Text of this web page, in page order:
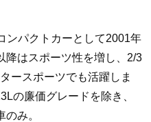
ンパクトカーとして2001年
降はスポーツ性を増し、2/3
ースポーツでも活躍しま
の廉価グレードを除き、
のみ。